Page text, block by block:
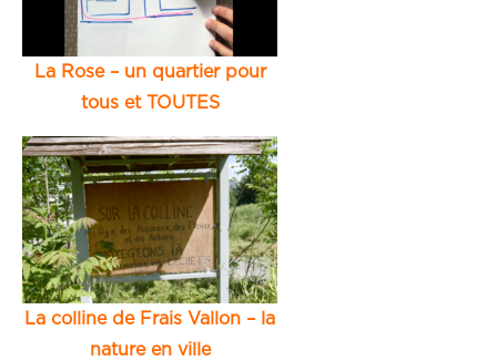
La Rose – un quartier pour
tous et TOUTES
La colline de Frais Vallon – la
nature en ville